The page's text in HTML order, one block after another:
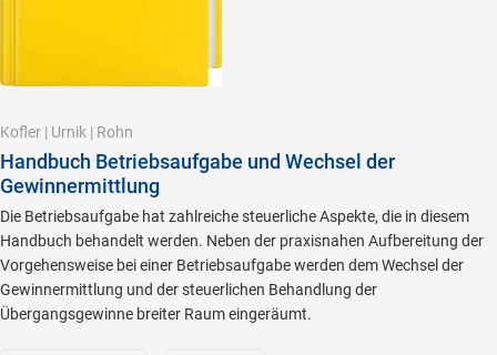
Kofler | Urnik | Rohn
Handbuch Betriebsaufgabe und Wechsel der
Gewinnermittlung
Die Betriebsaufgabe hat zahlreiche steuerliche Aspekte, die in diesem
Handbuch behandelt werden. Neben der praxisnahen Aufbereitung der
Vorgehensweise bei einer Betriebsaufgabe werden dem Wechsel der
Gewinnermittlung und der steuerlichen Behandlung der
Übergangsgewinne breiter Raum eingeräumt.